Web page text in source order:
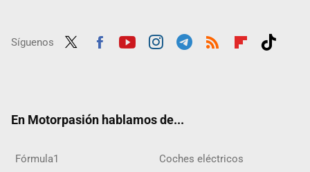
Síguenos
En Motorpasión hablamos de...
Fórmula1 Coches eléctricos